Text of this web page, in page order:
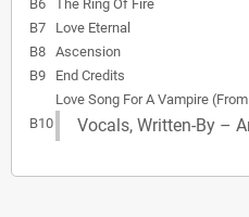
B6 The Ring Of Fire
B7
Love Eternal
B8 Ascension
B9
End Credits
B10
Love Song For A Vampire
Vocals, Written-By –